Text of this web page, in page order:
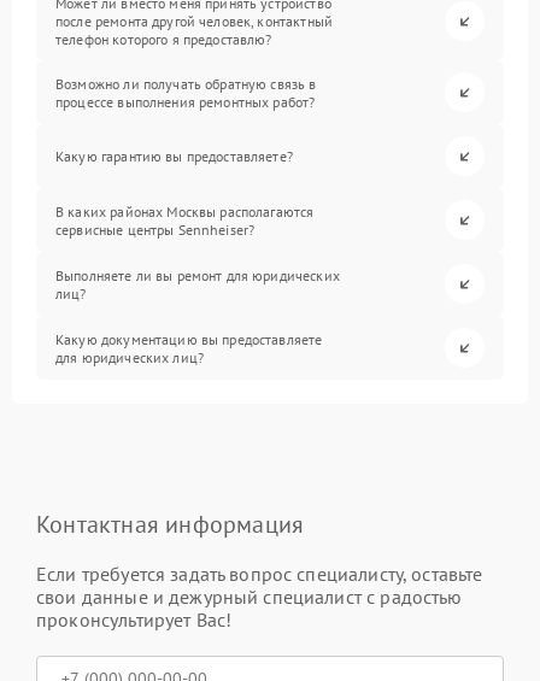
после ремонта другой человек, контактный
телефон которого я предоставлю?
Возможно ли получать обратную связь в
процессе выполнения ремонтных работ?
Какую гарантию вы предоставляете?
В каких районах Москвы располагаются
сервисные центры Sennheiser?
Выполняете ли вы ремонт для юридических
лиц?
Какую документацию вы предоставляете
для юридических лиц?
Контактная информация
Если требуется задать вопрос специалисту, оставьте
свои данные и дежурный специалист с радостью
проконсультирует Вас!